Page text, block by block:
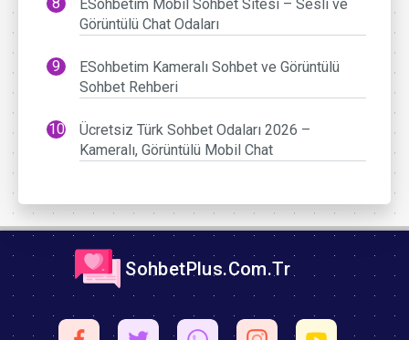
ESohbetim Mobil Sohbet Sitesi – Sesli ve
Görüntülü Chat Odaları
ESohbetim Kameralı Sohbet ve Görüntülü
Sohbet Rehberi
Ücretsiz Türk Sohbet Odaları 2026 –
Kameralı, Görüntülü Mobil Chat
SohbetPlus.Com.Tr